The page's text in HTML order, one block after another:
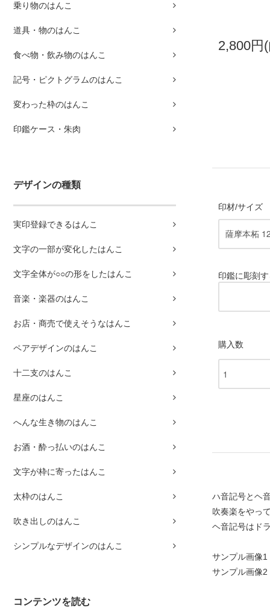
乗り物のはんこ
道具・物のはんこ
食べ物・飲み物のはんこ
記号・ピクトグラムのはんこ
変わった枠のはんこ
印鑑ケース・朱肉
デザインの種類
実印登録できるはんこ
文字の一部が変化したはんこ
文字全体が○○の形をしたはんこ
音楽・楽器のはんこ
お店・商売で使えそうなはんこ
ペアデザインのはんこ
十二支のはんこ
星座のはんこ
へんな生き物のはんこ
お酒・酔っ払いのはんこ
文字が枠に寄ったはんこ
太枠のはんこ
吹き出しのはんこ
シンプルなデザインのはんこ
コンテンツを読む
2,800円
印材/サイズ
印鑑に彫刻
購入数
ハ音記号とヘ
吹奏楽をやっ
ヘ音記号はド
サンプル画像
サンプル画像